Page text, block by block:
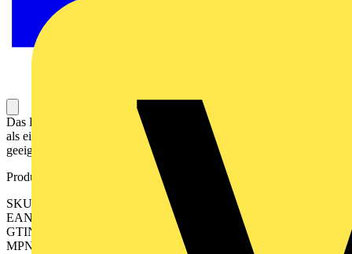
Das LED-Modul hat eine höhere Energieeffizienz und Lebensdauer
als eine Leuchtstofflampe und ist für harte Umgebungsbedingungen
geeignet (Schock und Vibration, breiter Temperaturbereich).
Produktkennzeichen
SKU: 2614400000
EAN: 04050118650600
GTIN: 04050118650600
MPN: WIL-LWXXXX-5700D024-240SXX0.3BM12GXXXX